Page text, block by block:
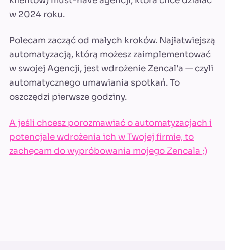
w 2024 roku.
Polecam zacząć od małych kroków. Najłatwiejszą
automatyzacją, którą możesz zaimplementować
w swojej Agencji, jest wdrożenie Zencal'a — czyli
automatycznego umawiania spotkań. To
oszczędzi pierwsze godziny.
A jeśli chcesz porozmawiać o automatyzacjach i
potencjale wdrożenia ich w Twojej firmie, to
zachęcam do wypróbowania mojego Zencala ;)